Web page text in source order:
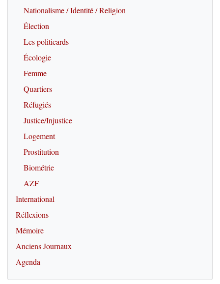
Nationalisme / Identité / Religion
Élection
Les politicards
Écologie
Femme
Quartiers
Réfugiés
Justice/Injustice
Logement
Prostitution
Biométrie
AZF
International
Réflexions
Mémoire
Anciens Journaux
Agenda